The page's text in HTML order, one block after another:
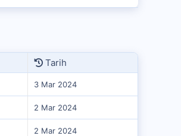
Tarih
3 Mar 2024
2 Mar 2024
2 Mar 2024